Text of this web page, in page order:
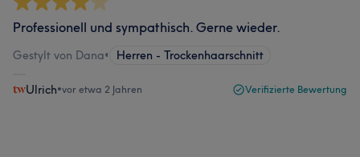
Professionell und sympathisch. Gerne wieder.
Gestylt von Dana• Herren - Trockenhaarschnitt
Ulrich•vor etwa 2 Jahren Verifizierte Bewertung